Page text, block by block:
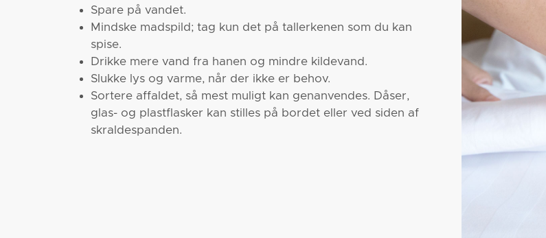
Spare på vandet.
Mindske madspild; tag kun det på tallerkenen som du kan
spise.
Drikke mere vand fra hanen og mindre kildevand.
Slukke lys og varme, når der ikke er behov.
Sortere affaldet, så mest muligt kan genanvendes. Dåser,
glas- og plastflasker kan stilles på bordet eller ved siden af
skraldespanden.